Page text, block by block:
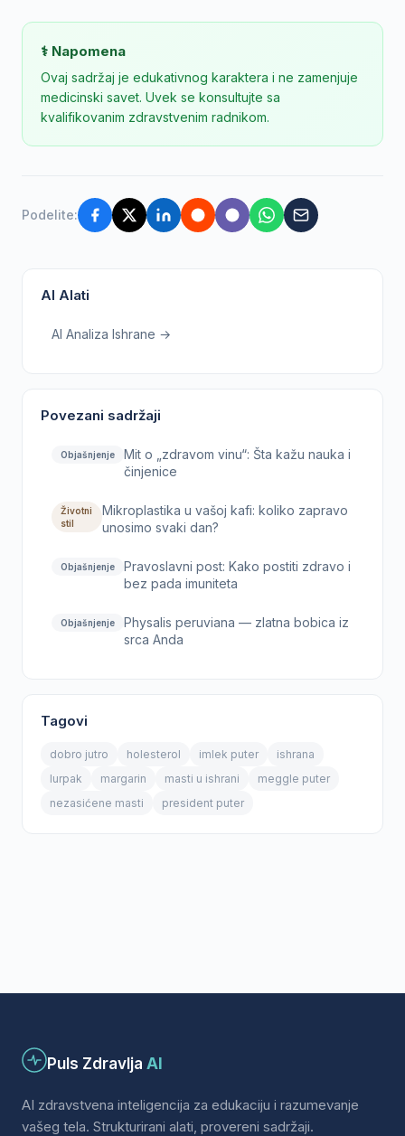
⚕️ Napomena
Ovaj sadržaj je edukativnog karaktera i ne zamenjuje
medicinski savet. Uvek se konsultujte sa
kvalifikovanim zdravstvenim radnikom.
Podelite:
AI Alati
AI Analiza Ishrane →
Povezani sadržaji
Objašnjenje
Mit o „zdravom vinu“: Šta kažu nauka i
činjenice
Životni
stil
Mikroplastika u vašoj kafi: koliko zapravo
unosimo svaki dan?
Objašnjenje
Pravoslavni post: Kako postiti zdravo i
bez pada imuniteta
Objašnjenje
Physalis peruviana — zlatna bobica iz
srca Anda
Tagovi
dobro jutro holesterol imlek puter
ishrana
lurpak
margarin masti u ishrani
meggle puter
nezasićene masti
president puter
Puls Zdravlja AI
AI zdravstvena inteligencija za edukaciju i razumevanje
vašeg tela. Strukturirani alati, provereni sadržaji.